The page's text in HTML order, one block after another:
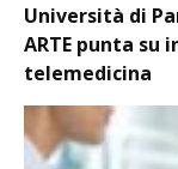
Università di
ARTE punta
telemedicina